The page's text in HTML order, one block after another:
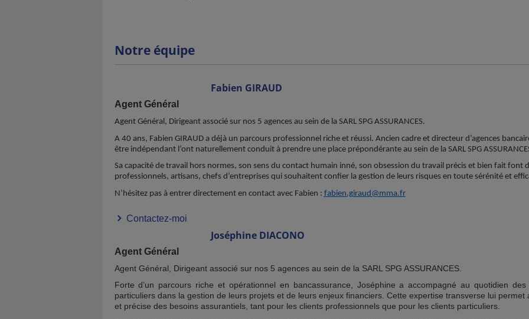
Notre équipe
Fabien GIRAUD
Agent Général
Agent Général, Dirigeant associé sur nos 5 agences au sein de la SARL SPG ASSURANCES.
A 40 ans, Fabien GIRAUD a déjà un parcours professionnel riche et réussi. Ancien cadre et directeur d’agences
être indépendant l’ont naturellement conduit à prendre une place prépondérante au sein de la SARL SPG
Sa capacité de travail hors normes, son sens du contact humain inné, son obsession du travail précis et bien fait font
professionnels, artisans, chefs d’entreprises qui souhaitent confier la gestion de leurs risques en toute sérénité et
N’hésitez pas à entrer directement en contact avec Fabien : fabien.giraud@mma.fr
Contactez-moi
Joséphine DIACONO
Agent Général
Agent Général, Dirigeant associé sur nos 5 agences au sein de la SARL SPG ASSURANCES.
Forte d’un parcours riche et opérationnel en bancassurance, Joséphine a accompagné au quotidien
particuliers dans la gestion de leurs projets et de leurs enjeux financiers. Cette expertise transverse lui permet
et précise des besoins assurantiels, tant pour les clients professionnels que pour les clients particuliers.